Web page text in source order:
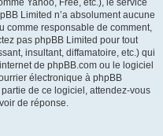
Yahoo, Free, etc.), le service
Limited n’a absolument aucune
comme responsable de comment,
pas phpBB Limited pour tout
insultant, diffamatoire, etc.) qui
de phpBB.com ou le logiciel
électronique à phpBB
de ce logiciel, attendez-vous
de réponse.